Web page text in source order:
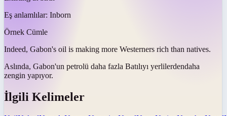
Eş anlamlılar: Inborn
Örnek Cümle
Indeed, Gabon's oil is making more Westerners rich than natives.
Aslında, Gabon'un petrolü daha fazla Batılıyı yerlilerdendaha
zengin yapıyor.
İlgili Kelimeler